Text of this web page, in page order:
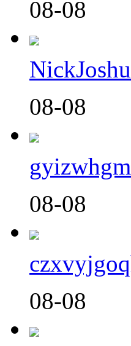
08-08
08-08
08-08
08-08